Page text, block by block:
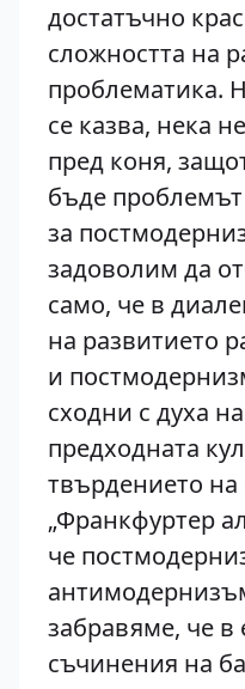
достатъчно
сложността на
проблематика.
се казва, нека
пред коня,
бъде
за
задоволим да
само, че в
на развитието
и
сходни с духа
предходната
твърдението на
„Франкфуртер
че
забравяме, че в
съчинения на